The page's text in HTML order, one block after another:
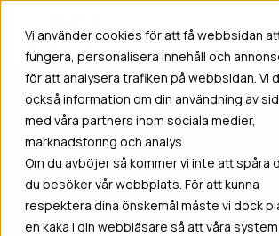
Vi använder cookies för att få webbsidan
fungera, personalisera innehåll och
för att analysera trafiken på webbsidan. Vi
också information om din användning av
med våra partners inom sociala medier,
marknadsföring och analys.
Om du avböjer så kommer vi inte att spåra
du besöker vår webbplats. För att kunna
respektera dina önskemål måste vi dock
en kaka i din webbläsare så att våra system